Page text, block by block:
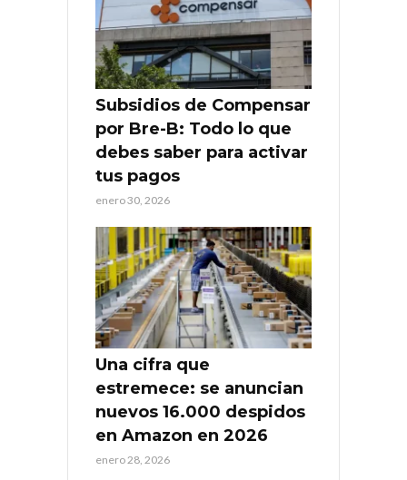
Subsidios de Compensar
por Bre-B: Todo lo que
debes saber para activar
tus pagos
enero 30, 2026
Una cifra que
estremece: se anuncian
nuevos 16.000 despidos
en Amazon en 2026
enero 28, 2026